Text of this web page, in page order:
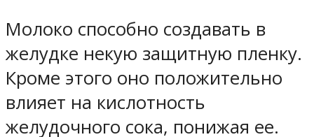
Молоко способно создавать в
желудке некую защитную пленку.
Кроме этого оно положительно
влияет на кислотность
желудочного сока, понижая ее.